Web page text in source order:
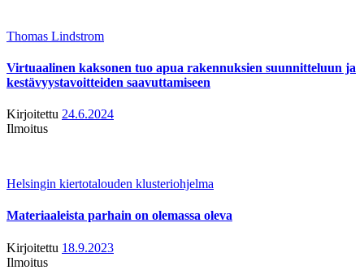
Thomas Lindstrom
Virtuaalinen kaksonen tuo apua rakennuksien suunnitteluun ja
kestävyystavoitteiden saavuttamiseen
Kirjoitettu 24.6.2024
Ilmoitus
Helsingin kiertotalouden klusteriohjelma
Materiaaleista parhain on olemassa oleva
Kirjoitettu 18.9.2023
Ilmoitus